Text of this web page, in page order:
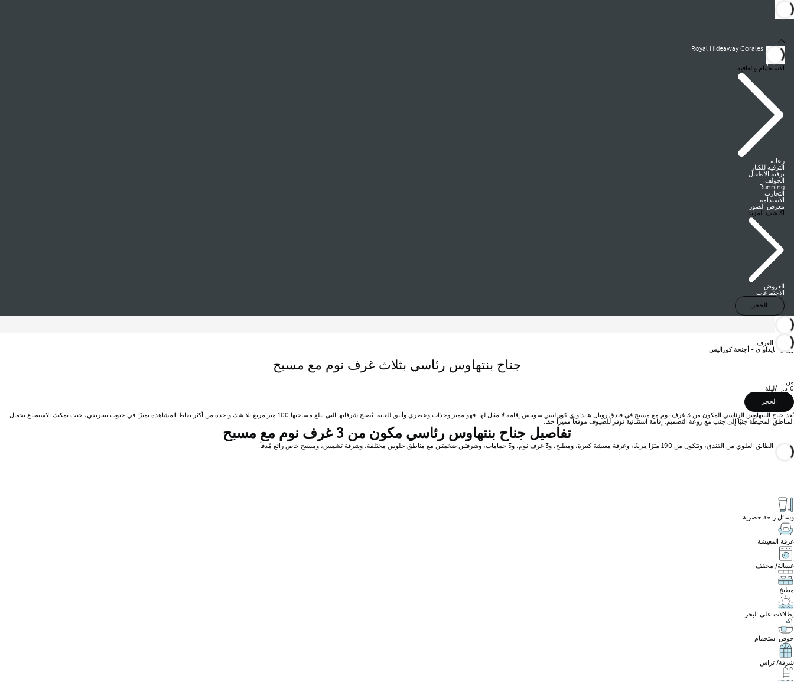
Royal Hideaway Corales Resort
غرف
الطعام
الاستجمام والعافية
رعاية
الترفيه للكبار
ترفيه الأطفال
الجولف
Running
التجارب
الاستدامة
معرض الصور
اكتشف المزيد
العروض
الاجتماعات
الحجز
العودة
1 من 0 الغرف
رويال هايداواي - أجنحة كوراليس
جناح بنتهاوس رئاسي بثلاث غرف نوم مع مسبح
من
0
/ليلة
الحجز
يُعد جناح البنتهاوس الرئاسي المكون من 3 غرف نوم مع مسبح في فندق رويال هايداواي كوراليس سويتس إقامة لا مثيل لها: فهو مميز وجذاب وعصري وأنيق للغاية. تُصبح شرفاتها التي تبلغ مساحتها 100 متر مربع بلا شك واحدة من أكثر نقاط المشاهدة تميزًا في جنوب تينيريفي، حيث يمكنك الاستمتاع بجمال
المناطق المحيطة جنبًا إلى جنب مع روعة التصميم. إقامة استثنائية توفر للضيوف موقعاً مميزاً حقاً.
تفاصيل جناح بنتهاوس رئاسي مكون من 3 غرف نوم مع مسبح
تقع في الطابق العلوي من الفندق، وتتكون من 190 مترًا مربعًا، وغرفة معيشة كبيرة، ومطبخ، و3 غرف نوم، و3 حمامات، وشرفتين ضخمتين مع مناطق جلوس مختلفة، وشرفة تشمس، ومسبح خاص رائع مُدفأ.
وسائل راحة حصرية
غرفة المعيشة
غسالة/ مجفف
مطبخ
إطلالات على البحر
حوض استحمام
شرفة/ تراس